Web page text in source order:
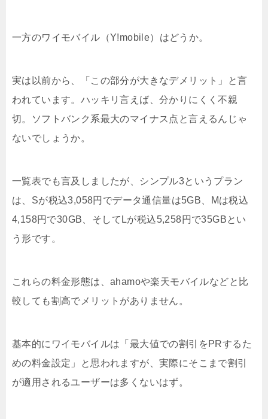
一方のワイモバイル（Y!mobile）はどうか。
実は以前から、「この部分が大きなデメリット」と言
われています。ハッキリ言えば、分かりにくく不親
切。ソフトバンク系最大のマイナス点と言えるんじゃ
ないでしょうか。
一覧表でも言及しましたが、シンプル3というプラン
は、Sが税込3,058円でデータ通信量は5GB、Mは税込
4,158円で30GB、そしてLが税込5,258円で35GBとい
う形です。
これらの料金形態は、ahamoや楽天モバイルなどと比
較しても割高でメリットがありません。
基本的にワイモバイルは「最大値での割引をPRするた
めの料金設定」と思われますが、実際にそこまで割引
が適用されるユーザーは多くないはず。